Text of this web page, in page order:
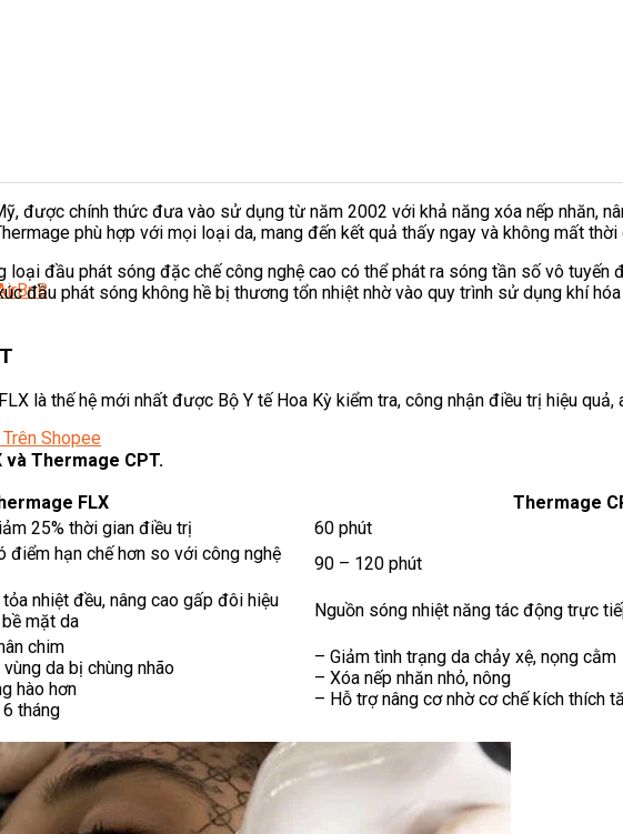
Shopee
được chính thức đưa vào sử dụng từ năm 2002 với khả năng xóa nếp nhăn,
phù hợp với mọi loại da, mang đến kết quả thấy ngay và không mất
đầu phát sóng đặc chế công nghệ cao có thể phát ra sóng tần số vô tuyến
đầu phát sóng không hề bị thương tổn nhiệt nhờ vào quy trình sử dụng khí
là thế hệ mới nhất được Bộ Y tế Hoa Kỳ kiểm tra, công nhận điều trị hiệu quả,
và Thermage CPT.
FLX
Thermage
25% thời gian điều trị
60 phút
điểm hạn chế hơn so với công nghệ
90 – 120 phút
nhiệt đều, nâng cao gấp đôi hiệu
mặt da
Nguồn sóng nhiệt năng tác động trực
chim
da bị chùng nhão
hào hơn
tháng
– Giảm tình trạng da chảy xệ, nọng cằm
– Xóa nếp nhăn nhỏ, nông
– Hỗ trợ nâng cơ nhờ cơ chế kích thích